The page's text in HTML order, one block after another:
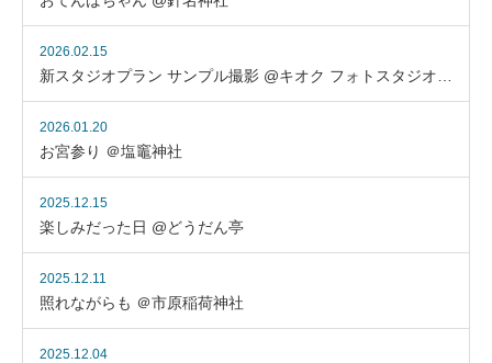
2026.02.15
新スタジオプラン サンプル撮影 @キオク フォトスタジオ…
2026.01.20
お宮参り ＠塩竈神社
2025.12.15
楽しみだった日 @どうだん亭
2025.12.11
照れながらも ＠市原稲荷神社
2025.12.04